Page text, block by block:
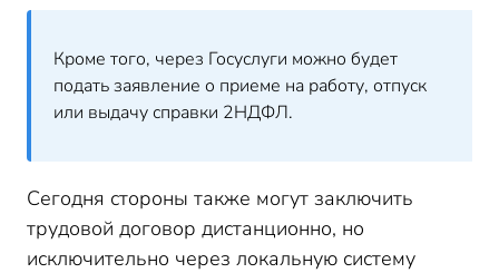
Кроме того, через Госуслуги можно будет
подать заявление о приеме на работу, отпуск
или выдачу справки 2НДФЛ.
Сегодня стороны также могут заключить
трудовой договор дистанционно, но
исключительно через локальную систему